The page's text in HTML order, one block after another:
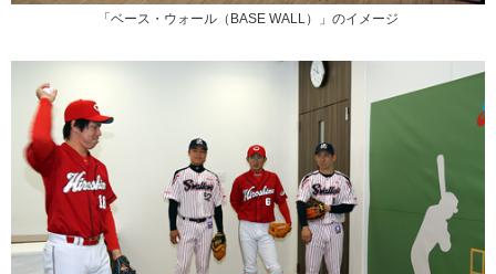
「ベース・ウォール（BASE WALL）」のイメージ